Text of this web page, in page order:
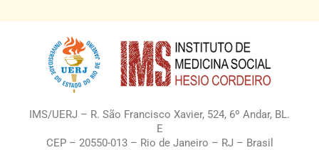
IMS/UERJ – R. São Francisco Xavier, 524, 6º Andar, BL.
E
CEP – 20550-013 – Rio de Janeiro – RJ – Brasil